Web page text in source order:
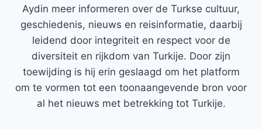
Aydin meer informeren over de Turkse cultuur,
geschiedenis, nieuws en reisinformatie, daarbij
leidend door integriteit en respect voor de
diversiteit en rijkdom van Turkije. Door zijn
toewijding is hij erin geslaagd om het platform
om te vormen tot een toonaangevende bron voor
al het nieuws met betrekking tot Turkije.